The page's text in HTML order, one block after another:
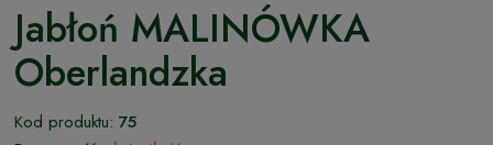
Jabłoń MALINÓWKA
Oberlandzka
Kod produktu: 75